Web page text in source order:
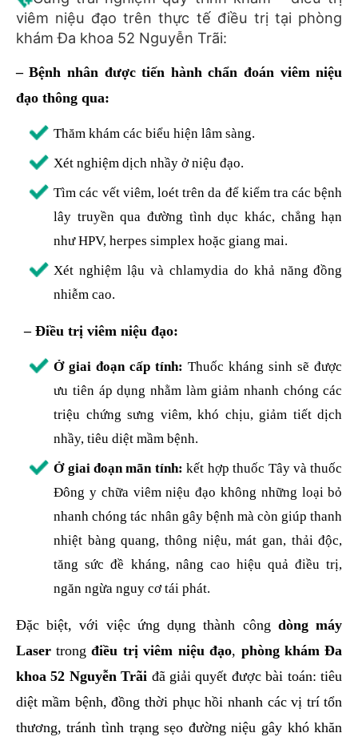
viêm niệu đạo trên thực tế điều trị tại phòng
khám Đa khoa 52 Nguyễn Trãi:
– Bệnh nhân được tiến hành chẩn đoán viêm niệu
đạo thông qua:
Thăm khám các biểu hiện lâm sàng.
Xét nghiệm dịch nhầy ở niệu đạo.
Tìm các vết viêm, loét trên da để kiểm tra các bệnh
lây truyền qua đường tình dục khác, chẳng hạn
như HPV, herpes simplex hoặc giang mai.
Xét nghiệm lậu và chlamydia do khả năng đồng
nhiễm cao.
– Điều trị viêm niệu đạo:
Ở giai đoạn cấp tính: Thuốc kháng sinh sẽ được
ưu tiên áp dụng nhằm làm giảm nhanh chóng các
triệu chứng sưng viêm, khó chịu, giảm tiết dịch
nhầy, tiêu diệt mầm bệnh.
Ở giai đoạn mãn tính: kết hợp thuốc Tây và thuốc
Đông y chữa viêm niệu đạo không những loại bỏ
nhanh chóng tác nhân gây bệnh mà còn giúp thanh
nhiệt bàng quang, thông niệu, mát gan, thải độc,
tăng sức đề kháng, nâng cao hiệu quả điều trị,
ngăn ngừa nguy cơ tái phát.
Đặc biệt, với việc ứng dụng thành côngdòng máy
Lasertrongđiều trị viêm niệu đạo, phòng khám Đa
khoa 52 Nguyễn Trãi đã giải quyết được bài toán: tiêu
diệt mầm bệnh, đồng thời phục hồi nhanh các vị trí tổn
thương, tránh tình trạng sẹo đường niệu gây khó khăn